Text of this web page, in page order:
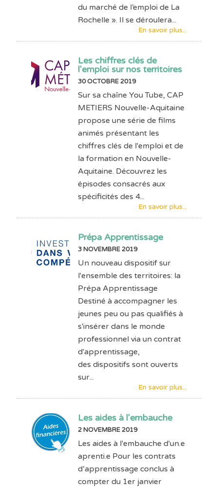
du marché de l’emploi de La
Rochelle ». Il se déroulera...
En savoir plus...
Les chiffres clés de
l'emploi sur nos territoires
30 OCTOBRE 2019
Sur sa chaîne You Tube, CAP
METIERS Nouvelle-Aquitaine
propose une série de films
animés présentant les
chiffres clés de l'emploi et de
la formation en Nouvelle-
Aquitaine. Découvrez les
épisodes consacrés aux
spécificités des 4...
En savoir plus...
Prépa Apprentissage
3 NOVEMBRE 2019
Un nouveau dispositif sur
l'ensemble des territoires: la
Prépa Apprentissage
Destiné à accompagner les
jeunes peu ou pas qualifiés à
s'insérer dans le monde
professionnel via un contrat
d'apprentissage,
des dispositifs sont ouverts
sur...
En savoir plus...
Les aides à l'embauche
2 NOVEMBRE 2019
Les aides à l'embauche d'un.e
aprenti.e Pour les contrats
d’apprentissage conclus à
compter du 1er janvier